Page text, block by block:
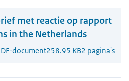
met reactie op rapport
in the Netherlands
document258.95 KB2 pagina's